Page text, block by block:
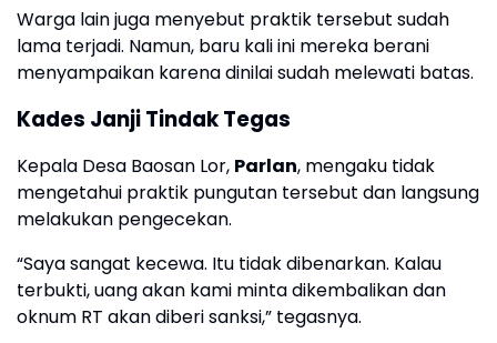
Warga lain juga menyebut praktik tersebut sudah
lama terjadi. Namun, baru kali ini mereka berani
menyampaikan karena dinilai sudah melewati batas.
Kades Janji Tindak Tegas
Kepala Desa Baosan Lor, Parlan, mengaku tidak
mengetahui praktik pungutan tersebut dan langsung
melakukan pengecekan.
“Saya sangat kecewa. Itu tidak dibenarkan. Kalau
terbukti, uang akan kami minta dikembalikan dan
oknum RT akan diberi sanksi,” tegasnya.